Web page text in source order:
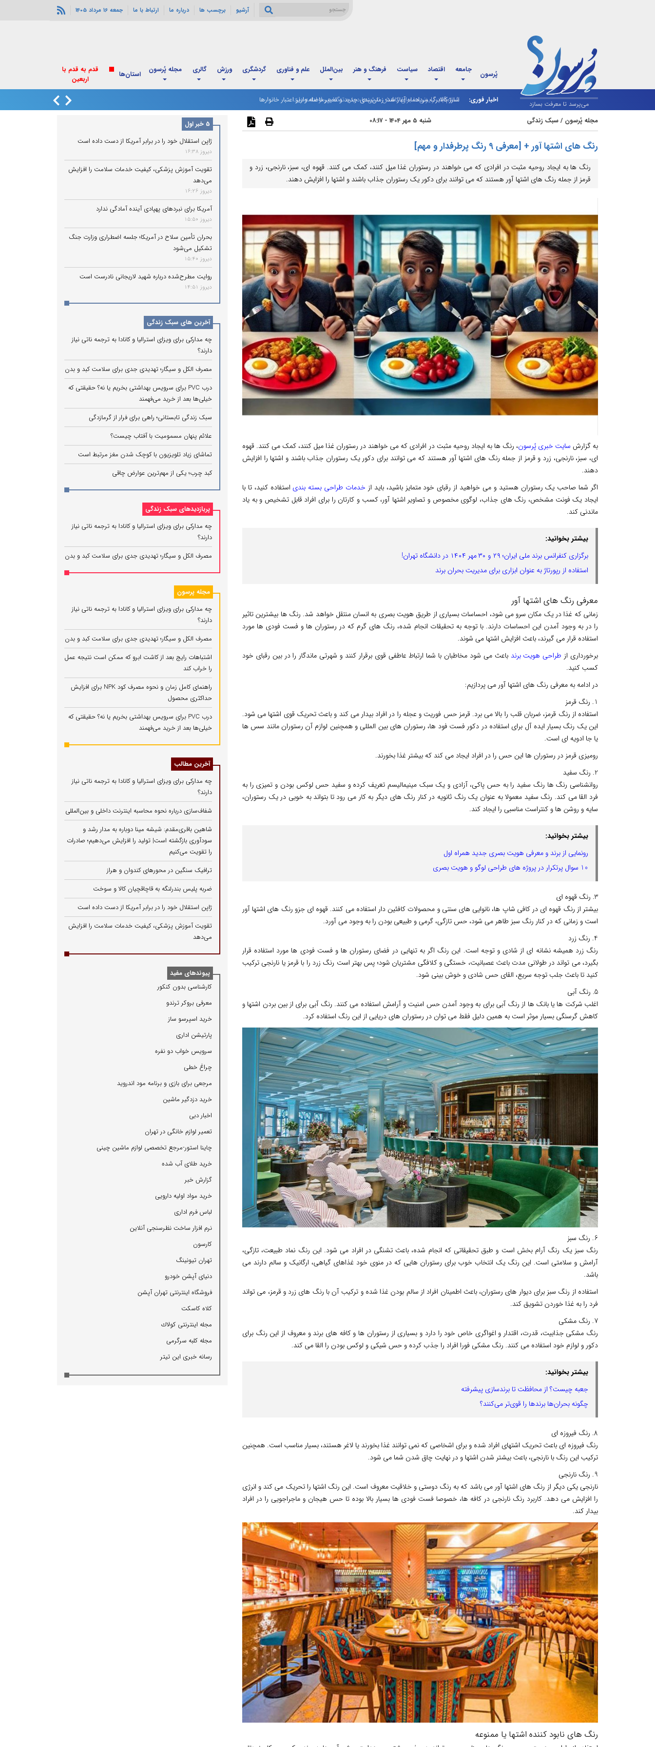
آرشیو برچسب ها درباره ما ارتباط با ما جمعه 16 مرداد 1405
می‌پرسد تا معرفت بسازد
پُرسون جامعه اقتصاد سیاست فرهنگ و هنر بین‌الملل علم و فناوری گردشگری ورزش گالری مجله پُرسون استان‌ها
اخبار فوری: شارژ کالابرگ مردادماه آغاز شد؛ زمان‌بندی جدید و تغییر فاصله واریز اعتبار خانوارها
مجله پُرسون /سبک زندگی شنبه 5 مهر 1404 - 08:17
رنگ های اشتها آور + [معرفی 9 رنگ پرطرفدار و مهم]
رنگ ها به ایجاد روحیه مثبت در افرادی که می خواهند در رستوران غذا میل کنند، کمک می کنند. قهوه ای، سبز، نارنجی، زرد و
قرمز از جمله رنگ های اشتها آور هستند که می توانند برای دکور یک رستوران جذاب باشند و اشتها را افزایش دهند.
به گزارش سایت خبری پُرسون، رنگ ها به ایجاد روحیه مثبت در افرادی که می خواهند در رستوران غذا میل کنند، کمک می کنند. قهوه
ای، سبز، نارنجی، زرد و قرمز از جمله رنگ های اشتها آور هستند که می توانند برای دکور یک رستوران جذاب باشند و اشتها را افزایش
دهند.
اگر شما صاحب یک رستوران هستید و می خواهید از رقبای خود متمایز باشید، باید از خدمات طراحی بسته بندی استفاده کنید، تا با
ایجاد یک فونت مشخص، رنگ های جذاب، لوگوی مخصوص و تصاویر اشتها آور، کسب و کارتان را برای افراد قابل تشخیص و به یاد
ماندنی کند.
بیشتر بخوانید:
برگزاری کنفرانس برند ملی ایران؛ ۲۹ و ۳۰ مهر ۱۴۰۴ در دانشگاه تهران!
استفاده از رپورتاژ به‌ عنوان ابزاری برای مدیریت بحران برند
معرفی رنگ های اشتها آور
زمانی که غذا در یک مکان سرو می شود، احساسات بسیاری از طریق هویت بصری به انسان منتقل خواهد شد. رنگ ها بیشترین تاثیر
را در به وجود آمدن این احساسات دارند. با توجه به تحقیقات انجام شده، رنگ های گرم که در رستوران ها و فست فودی ها مورد
استفاده قرار می گیرند، باعث افزایش اشتها می شوند.
برخورداری از طراحی هویت برند باعث می شود مخاطبان با شما ارتباط عاطفی قوی برقرار کنند و شهرتی ماندگار را در بین رقبای خود
کسب کنید.
در ادامه به معرفی رنگ های اشتها آور می پردازیم:
1. رنگ قرمز
استفاده از رنگ قرمز، ضربان قلب را بالا می برد. قرمز حس فوریت و عجله را در افراد بیدار می کند و باعث تحریک قوی اشتها می شود.
این یک رنگ بسیار ایده آل برای استفاده در دکور فست فود ها، رستوران های بین المللی و همچنین لوازم آن رستوران مانند سس ها
یا جا ادویه ای است.
رومیزی قرمز در رستوران ها این حس را در افراد ایجاد می کند که بیشتر غذا بخورند.
2. رنگ سفید
روانشناسی رنگ ها رنگ سفید را به حس پاکی، آزادی و یک سبک مینیمالیسم تعریف کرده و سفید حس لوکس بودن و تمیزی را به
فرد القا می کند. رنگ سفید معمولا به عنوان یک رنگ ثانویه در کنار رنگ های دیگر به کار می رود تا بتواند به خوبی در یک رستوران،
سایه و روشن ها و کنتراست مناسبی را ایجاد کند.
بیشتر بخوانید:
رونمایی از برند و معرفی هویت بصری جدید همراه اول
10 سوال پرتکرار در پروژه های طراحی لوگو و هویت بصری
3. رنگ قهوه ای
بیشتر از رنگ قهوه ای در کافی شاپ ها، نانوایی های سنتی و محصولات کافئین دار استفاده می کنند. قهوه ای جزو رنگ های اشتها آور
است و زمانی که در کنار رنگ سبز طاهر می شود، حس تازگی، گرمی و طبیعی بودن را به وجود می آورد.
4. رنگ زرد
رنگ زرد همیشه نشانه ای از شادی و توجه است. این رنگ اگر به تنهایی در فضای رستوران ها و فست فودی ها مورد استفاده قرار
بگیرد، می تواند در طولانی مدت باعث عصبانیت، خستگی و کلافگی مشتریان شود؛ پس بهتر است رنگ زرد را با قرمز یا نارنجی ترکیب
کنید تا باعث جلب توجه سریع، القای حس شادی و خوش بینی شود.
5. رنگ آبی
اغلب شرکت ها یا بانک ها از رنگ آبی برای به وجود آمدن حس امنیت و آرامش استفاده می کنند. رنگ آبی برای از بین بردن اشتها و
کاهش گرسنگی بسیار موثر است به همین دلیل فقط می توان در رستوران های دریایی از این رنگ استفاده کرد.
6. رنگ سبز
رنگ سبز یک رنگ آرام بخش است و طبق تحقیقاتی که انجام شده، باعث تشنگی در افراد می شود. این رنگ نماد طبیعت، تازگی،
آرامش و سلامتی است. این رنگ یک انتخاب خوب برای رستوران هایی که در منوی خود غذاهای گیاهی، ارگانیک و سالم دارند می
باشد.
استفاده از رنگ سبز برای دیوار های رستوران، باعث اطمینان افراد از سالم بودن غذا شده و ترکیب آن با رنگ های زرد و قرمز، می تواند
فرد را به غذا خوردن تشویق کند.
7. رنگ مشکی
رنگ مشکی جذابیت، قدرت، اقتدار و اغواگری خاص خود را دارد و بسیاری از رستوران ها و کافه های برند و معروف از این رنگ برای
دکور و لوازم خود استفاده می کنند. رنگ مشکی فورا افراد را جذب کرده و حس شیکی و لوکس بودن را القا می کند.
بیشتر بخوانید:
جعبه چیست؟ از محافظت تا برندسازی پیشرفته
چگونه بحران‌ها برندها را قوی‌تر می‌کنند؟
8. رنگ فیروزه ای
رنگ فیروزه ای باعث تحریک اشتهای افراد شده و برای اشخاصی که نمی توانند غذا بخورند یا لاغر هستند، بسیار مناسب است. همچنین
ترکیب این رنگ با نارنجی، باعث بیشتر شدن اشتها و در نهایت چاق شدن شما می شود.
9. رنگ نارنجی
نارنجی یکی دیگر از رنگ های اشتها آور می باشد که به رنگ دوستی و خلاقیت معروف است. این رنگ اشتها را تحریک می کند و انرژی
را افزایش می دهد. کاربرد رنگ نارنجی در کافه ها، خصوصا فست فودی ها بسیار بالا بوده تا حس هیجان و ماجراجویی را در افراد
بیدار کند.
رنگ های نابود کننده اشتها یا ممنوعه
5 خبر اول
ژاپن استقلال خود را در برابر آمریکا از دست داده است
دیروز 16:38
تقویت آموزش پزشکی، کیفیت خدمات سلامت را افزایش
می‌دهد
دیروز 16:26
آمریکا برای نبردهای پهپادی آینده آمادگی ندارد
دیروز 15:50
بحران تأمین سلاح در آمریکا؛ جلسه اضطراری وزارت جنگ
تشکیل می‌شود
دیروز 15:40
روایت مطرح‌شده درباره شهید لاریجانی نادرست است
دیروز 14:51
آخرین های سبک زندگی
چه مدارکی برای ویزای استرالیا و کانادا به ترجمه ناتی نیاز
دارند؟
مصرف الکل و سیگار؛ تهدیدی جدی برای سلامت کبد و بدن
درب PVC برای سرویس بهداشتی بخریم یا نه؟ حقیقتی که
خیلی‌ها بعد از خرید می‌فهمند
سبک زندگی تابستانی؛ راهی برای فرار از گرمازدگی
علائم پنهان مسمومیت با آفتاب چیست؟
تماشای زیاد تلویزیون با کوچک شدن مغز مرتبط است
کبد چرب؛ یکی از مهم‌ترین عوارض چاقی
پربازدیدهای سبک زندگی
چه مدارکی برای ویزای استرالیا و کانادا به ترجمه ناتی نیاز
دارند؟
مصرف الکل و سیگار؛ تهدیدی جدی برای سلامت کبد و بدن
مجله پرسون
چه مدارکی برای ویزای استرالیا و کانادا به ترجمه ناتی نیاز
دارند؟
مصرف الکل و سیگار؛ تهدیدی جدی برای سلامت کبد و بدن
اشتباهات رایج بعد از کاشت ابرو که ممکن است نتیجه عمل
را خراب کند
راهنمای کامل زمان و نحوه مصرف کود NPK برای افزایش
حداکثری محصول
درب PVC برای سرویس بهداشتی بخریم یا نه؟ حقیقتی که
خیلی‌ها بعد از خرید می‌فهمند
آخرین مطالب
چه مدارکی برای ویزای استرالیا و کانادا به ترجمه ناتی نیاز
دارند؟
شفاف‌سازی درباره نحوه محاسبه اینترنت داخلی و بین‌المللی
شاهین باقری‌مقدم: شیشه مینا دوباره به مدار رشد و
سودآوری بازگشته است| تولید را افزایش می‌دهیم؛ صادرات
را تقویت می‌کنیم
ترافیک سنگین در محورهای کندوان و هراز
ضربه پلیس بندرلنگه به قاچاقچیان کالا و سوخت
ژاپن استقلال خود را در برابر آمریکا از دست داده است
تقویت آموزش پزشکی، کیفیت خدمات سلامت را افزایش
می‌دهد
پیوندهای مفید
كارشناسی بدون كنكور
معرفی بروكر ترندو
خرید اسپرسو ساز
پارتیشن اداری
سرویس خواب دو نفره
چراغ خطی
مرجعی برای بازی و برنامه مود اندروید
خرید دزدگیر ماشین
اخبار دبی
تعمیر لوازم خانگی در تهران
چاینا استور-مرجع تخصصی لوازم ماشین چینی
خرید طلای آب شده
گزارش خبر
خرید مواد اولیه دارویی
لباس فرم اداری
نرم افزار ساخت نظرسنجی آنلاین
كارسون
تهران تیونینگ
دنیای آپشن خودرو
فروشگاه اینترنتی تهران آپشن
كلاه كاسكت
مجله اینترنتی كولاك
مجله كلبه سرگرمی
رسانه خبری این تیتر